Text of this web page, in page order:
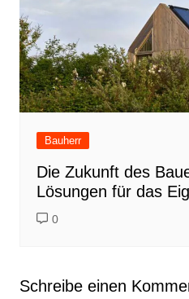
Bauherr
Die Zukunft des
Lösungen für das
0
Schreibe einen